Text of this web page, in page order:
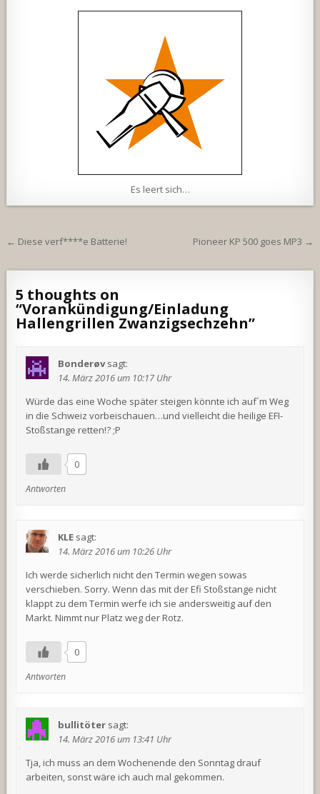
Es leert sich…
Beitragsnavigation
← Diese verf****e Batterie! Pioneer KP 500 goes MP3 →
5 thoughts on
“Vorankündigung/Einladung
Hallengrillen Zwanzigsechzehn”
Bonderøvsagt:
14. März 2016 um 10:17 Uhr
Würde das eine Woche später steigen könnte ich auf´m Weg
in die Schweiz vorbeischauen…und vielleicht die heilige EFI-
Stoßstange retten!? ;P
0
Antworten
KLE sagt:
14. März 2016 um 10:26 Uhr
Ich werde sicherlich nicht den Termin wegen sowas
verschieben. Sorry. Wenn das mit der Efi Stoßstange nicht
klappt zu dem Termin werfe ich sie andersweitig auf den
Markt. Nimmt nur Platz weg der Rotz.
0
Antworten
bullitöter sagt:
14. März 2016 um 13:41 Uhr
Tja, ich muss an dem Wochenende den Sonntag drauf
arbeiten, sonst wäre ich auch mal gekommen.